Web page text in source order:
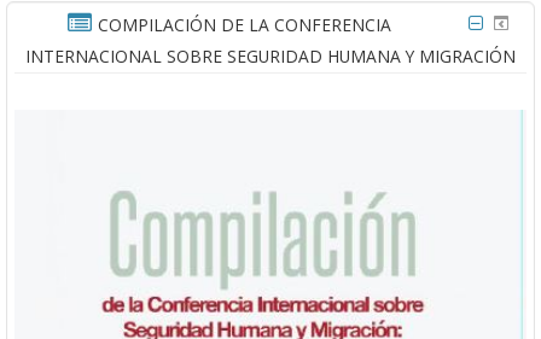
COMPILACIÓN DE LA CONFERENCIA
INTERNACIONAL SOBRE SEGURIDAD HUMANA Y MIGRACIÓN